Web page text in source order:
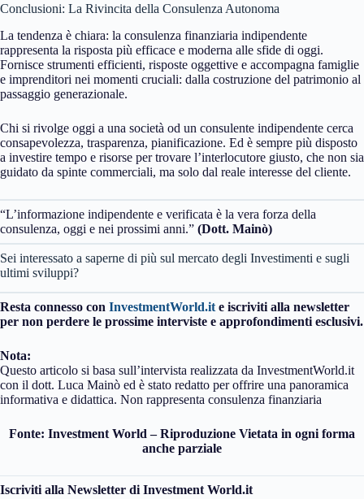
Conclusioni: La Rivincita della Consulenza Autonoma
La tendenza è chiara: la consulenza finanziaria indipendente
rappresenta la risposta più efficace e moderna alle sfide di oggi.
Fornisce strumenti efficienti, risposte oggettive e accompagna famiglie
e imprenditori nei momenti cruciali: dalla costruzione del patrimonio al
passaggio generazionale.
Chi si rivolge oggi a una società od un consulente indipendente cerca
consapevolezza, trasparenza, pianificazione. Ed è sempre più disposto
a investire tempo e risorse per trovare l’interlocutore giusto, che non sia
guidato da spinte commerciali, ma solo dal reale interesse del cliente.
“L’informazione indipendente e verificata è la vera forza della
consulenza, oggi e nei prossimi anni.” (Dott. Mainò)
Sei interessato a saperne di più sul mercato degli Investimenti e sugli
ultimi sviluppi?
Resta connesso con InvestmentWorld.it e iscriviti alla newsletter
per non perdere le prossime interviste e approfondimenti esclusivi.
Nota:
Questo articolo si basa sull’intervista realizzata da InvestmentWorld.it
con il dott. Luca Mainò ed è stato redatto per offrire una panoramica
informativa e didattica. Non rappresenta consulenza finanziaria
Fonte: Investment World – Riproduzione Vietata in ogni forma
anche parziale
Iscriviti alla Newsletter di Investment World.it